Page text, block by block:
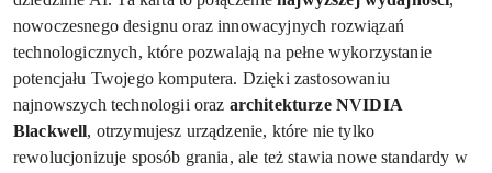
nowoczesnego designu oraz innowacyjnych rozwiązań
technologicznych, które pozwalają na pełne wykorzystanie
potencjału Twojego komputera. Dzięki zastosowaniu
najnowszych technologii oraz architekturze NVIDIA
Blackwell, otrzymujesz urządzenie, które nie tylko
rewolucjonizuje sposób grania, ale też stawia nowe standardy w